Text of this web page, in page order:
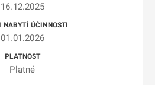
16.12.2025
01.01.2026
Platné